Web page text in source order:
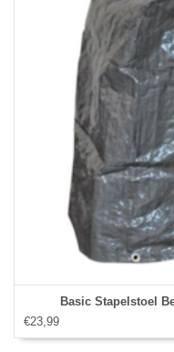
Basic Stapelstoel
€23,99